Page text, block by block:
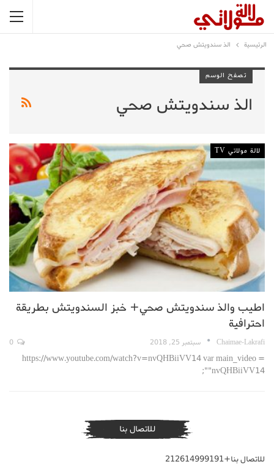
الرئيسية الذ سندويتش صحي
تصفح الوسم
الذ سندويتش صحي
لالة مولاتي TV
اطيب والذ سندويتش صحي+ خبز السندويتش بطريقة
احترافية
Chaimae-Lakrafi سبتمبر 25, 2018
https://www.youtube.com/watch?v=nvQHBiiVV14 var main_video =
"nvQHBiiVV14";
للاتصال بنا
للاتصال بنا+212614999191